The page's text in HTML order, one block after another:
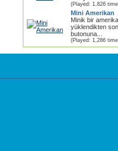
(Played: 1,826
Mini Amerikan
Minik bir
yüklendikten
butonuna...
(Played: 1,286